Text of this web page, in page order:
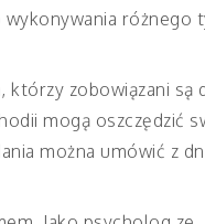
różnego
którzy zobowiązani są
mogą oszczędzić
można umówić z